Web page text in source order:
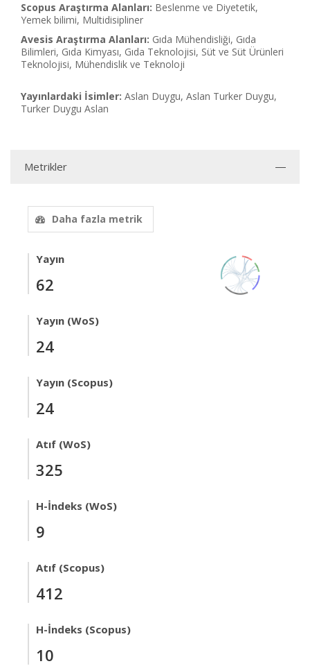
Scopus Araştırma Alanları: Beslenme ve Diyetetik,
Yemek bilimi, Multidisipliner
Avesis Araştırma Alanları: Gıda Mühendisliği, Gıda
Bilimleri, Gıda Kimyası, Gıda Teknolojisi, Süt ve Süt Ürünleri
Teknolojisi, Mühendislik ve Teknoloji
Yayınlardaki İsimler: Aslan Duygu, Aslan Turker Duygu,
Turker Duygu Aslan
Metrikler
Daha fazla metrik
Yayın
62
Yayın (WoS)
24
Yayın (Scopus)
24
Atıf (WoS)
325
H-İndeks (WoS)
9
Atıf (Scopus)
412
H-İndeks (Scopus)
10